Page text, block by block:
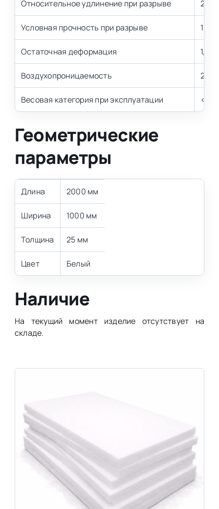
Относительное удлинение при разрыве 200
Условная прочность при разрыве 100
Остаточная деформация 1,5-
Воздухопроницаемость 2,0-
Весовая категория при эксплуатации < 80
Геометрические
параметры
Длина 2000 мм
Ширина 1000 мм
Толщина 25 мм
Цвет Белый
Наличие
На текущий момент изделие отсутствует на
складе.